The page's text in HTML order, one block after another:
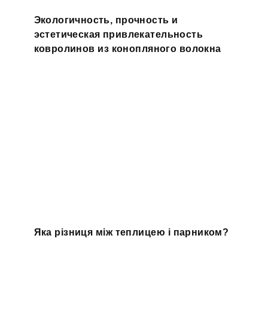
Экологичность, прочность и
эстетическая привлекательность
ковролинов из конопляного волокна
Яка різниця між теплицею і парником?